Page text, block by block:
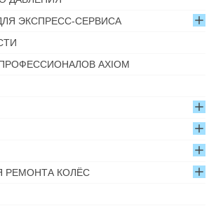
ЭКСПРЕСС-СЕРВИСА
AXIOM
РЕМОНТА КОЛЁС